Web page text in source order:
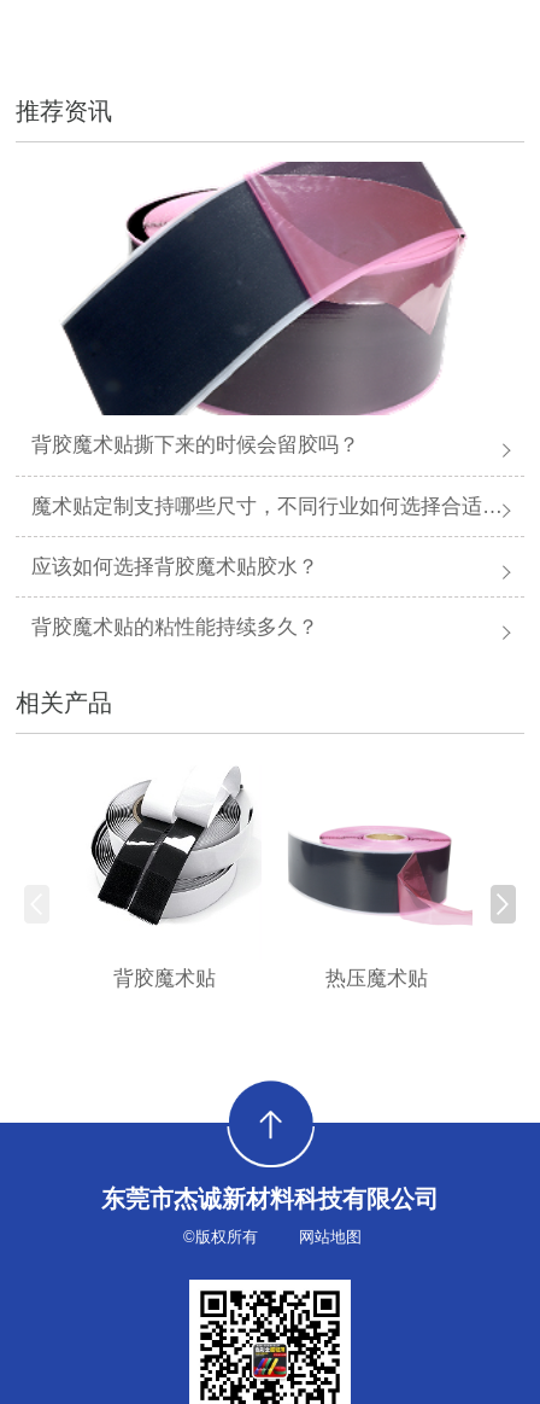
推荐资讯
背胶魔术贴撕下来的时候会留胶吗？
魔术贴定制支持哪些尺寸，不同行业如何选择合适规格？
应该如何选择背胶魔术贴胶水？
背胶魔术贴的粘性能持续多久？
相关产品
背胶魔术贴 热压魔术贴
东莞市杰诚新材料科技有限公司
©版权所有 网站地图